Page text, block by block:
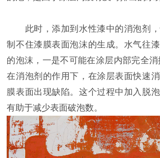
此时，添加到水性漆中的消泡剂，
制不住漆膜表面泡沫的生成。水气往
的泡沫，一是不可能在涂层内部完全消
在消泡剂的作用下，在涂层表面快速
膜表面出现缺陷。这个过程中加入脱
有助于减少表面破泡数。